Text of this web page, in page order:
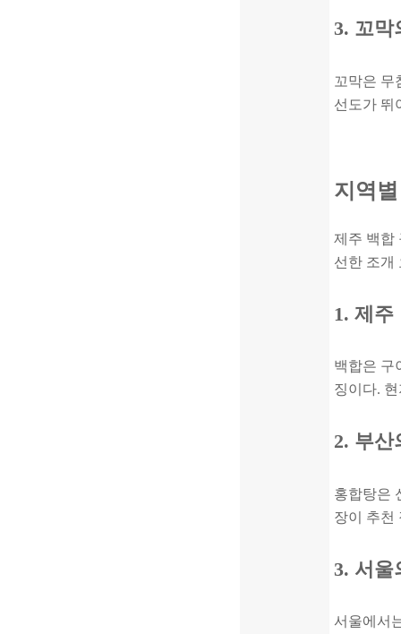
3. 꼬막
꼬막은 무
선도가 뛰
지역
제주 백합
선한 조개
1. 제주
백합은 구
징이다.
2. 부산
홍합탕은
장이 추천
3. 서울
서울에서